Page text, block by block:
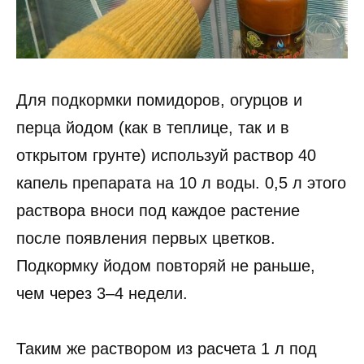
Для подкормки помидоров, огурцов и
перца йодом (как в теплице, так и в
открытом грунте) используй раствор 40
капель препарата на 10 л воды. 0,5 л этого
раствора вноси под каждое растение
после появления первых цветков.
Подкормку йодом повторяй не раньше,
чем через 3–4 недели.
Таким же раствором из расчета 1 л под